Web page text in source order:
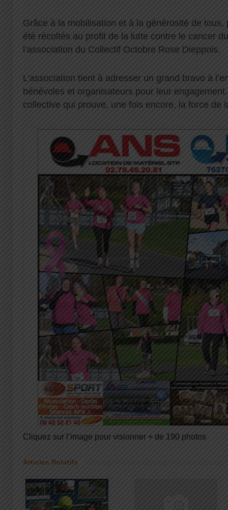
Grâce à la mobilisation et à la générosité de
été récoltés au profit de la lutte contre le cancer
l’association du Collectif Octobre Rose Dieppois.
L’association tient à adresser un grand bravo à
bénévoles et organisateurs pour leur
collective qui prouve, une fois encore, la force de
Cliquez sur l’image pour visionner + de 190 photos
Articles Relatifs